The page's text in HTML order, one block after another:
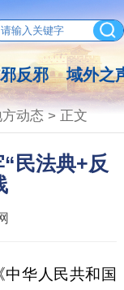
反邪 域外之
动态> 正文
民法典+反
中华人民共和国